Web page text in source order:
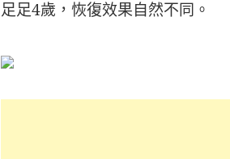
足足4歲，恢復效果自然不同。